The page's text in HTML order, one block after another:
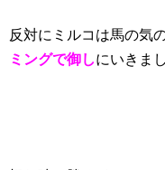
反対にミルコは馬の気
ミングで御しにいきま